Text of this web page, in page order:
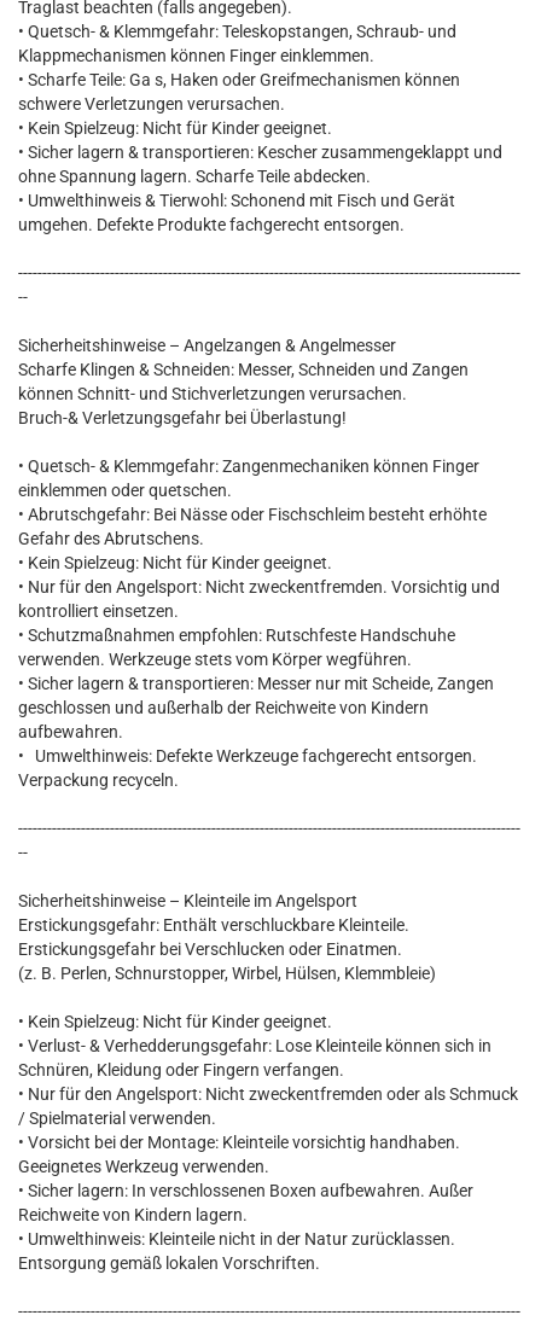
Traglast beachten (falls angegeben).
• Quetsch- & Klemmgefahr: Teleskopstangen, Schraub- und
Klappmechanismen können Finger einklemmen.
• Scharfe Teile: Ga s, Haken oder Greifmechanismen können
schwere Verletzungen verursachen.
• Kein Spielzeug: Nicht für Kinder geeignet.
• Sicher lagern & transportieren: Kescher zusammengeklappt und
ohne Spannung lagern. Scharfe Teile abdecken.
• Umwelthinweis & Tierwohl: Schonend mit Fisch und Gerät
umgehen. Defekte Produkte fachgerecht entsorgen.
--------------------------------------------------------------------------------------------------------
--
Sicherheitshinweise – Angelzangen & Angelmesser
Scharfe Klingen & Schneiden: Messer, Schneiden und Zangen
können Schnitt- und Stichverletzungen verursachen.
Bruch-& Verletzungsgefahr bei Überlastung!
• Quetsch- & Klemmgefahr: Zangenmechaniken können Finger
einklemmen oder quetschen.
• Abrutschgefahr: Bei Nässe oder Fischschleim besteht erhöhte
Gefahr des Abrutschens.
• Kein Spielzeug: Nicht für Kinder geeignet.
• Nur für den Angelsport: Nicht zweckentfremden. Vorsichtig und
kontrolliert einsetzen.
• Schutzmaßnahmen empfohlen: Rutschfeste Handschuhe
verwenden. Werkzeuge stets vom Körper wegführen.
• Sicher lagern & transportieren: Messer nur mit Scheide, Zangen
geschlossen und außerhalb der Reichweite von Kindern
aufbewahren.
• Umwelthinweis: Defekte Werkzeuge fachgerecht entsorgen.
Verpackung recyceln.
--------------------------------------------------------------------------------------------------------
--
Sicherheitshinweise – Kleinteile im Angelsport
Erstickungsgefahr: Enthält verschluckbare Kleinteile.
Erstickungsgefahr bei Verschlucken oder Einatmen.
(z. B. Perlen, Schnurstopper, Wirbel, Hülsen, Klemmbleie)
• Kein Spielzeug: Nicht für Kinder geeignet.
• Verlust- & Verhedderungsgefahr: Lose Kleinteile können sich in
Schnüren, Kleidung oder Fingern verfangen.
• Nur für den Angelsport: Nicht zweckentfremden oder als Schmuck
/ Spielmaterial verwenden.
• Vorsicht bei der Montage: Kleinteile vorsichtig handhaben.
Geeignetes Werkzeug verwenden.
• Sicher lagern: In verschlossenen Boxen aufbewahren. Außer
Reichweite von Kindern lagern.
• Umwelthinweis: Kleinteile nicht in der Natur zurücklassen.
Entsorgung gemäß lokalen Vorschriften.
--------------------------------------------------------------------------------------------------------